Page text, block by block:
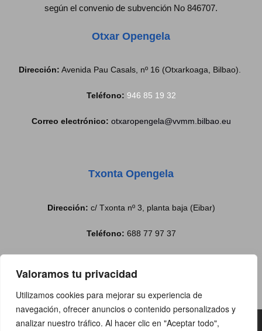
Valoramos tu privacidad
Utilizamos cookies para mejorar su experiencia de
navegación, ofrecer anuncios o contenido personalizados y
analizar nuestro tráfico. Al hacer clic en "Aceptar todo",
según el convenio de subvención No 846707.
Otxar Opengela
Dirección: Avenida Pau Casals, nº 16 (Otxarkoaga, Bilbao).
Teléfono: 946 85 19 32
Correo electrónico: otxaropengela@vvmm.bilbao.eu
Txonta Opengela
Dirección: c/ Txonta nº 3, planta baja (Eibar)
Teléfono: 688 77 97 37